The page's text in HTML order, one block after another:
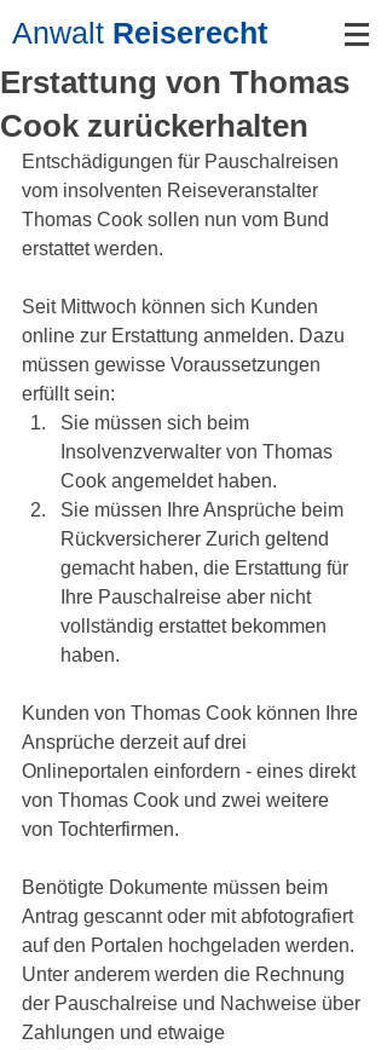
Anwalt Reiserecht
Erstattung von Thomas
Cook zurückerhalten
Entschädigungen für Pauschalreisen
vom insolventen Reiseveranstalter
Thomas Cook sollen nun vom Bund
erstattet werden.
Seit Mittwoch können sich Kunden
online zur Erstattung anmelden. Dazu
müssen gewisse Voraussetzungen
erfüllt sein:
Sie müssen sich beim
Insolvenzverwalter von Thomas
Cook angemeldet haben.
Sie müssen Ihre Ansprüche beim
Rückversicherer Zurich geltend
gemacht haben, die Erstattung für
Ihre Pauschalreise aber nicht
vollständig erstattet bekommen
haben.
Kunden von Thomas Cook können Ihre
Ansprüche derzeit auf drei
Onlineportalen einfordern - eines direkt
von Thomas Cook und zwei weitere
von Tochterfirmen.
Benötigte Dokumente müssen beim
Antrag gescannt oder mit abfotografiert
auf den Portalen hochgeladen werden.
Unter anderem werden die Rechnung
der Pauschalreise und Nachweise über
Zahlungen und etwaige